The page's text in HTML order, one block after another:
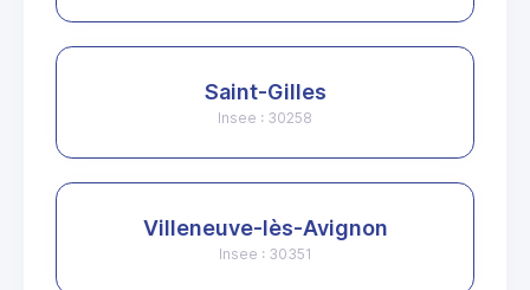
Saint-Gilles
Insee : 30258
Villeneuve-lès-Avignon
Insee : 30351